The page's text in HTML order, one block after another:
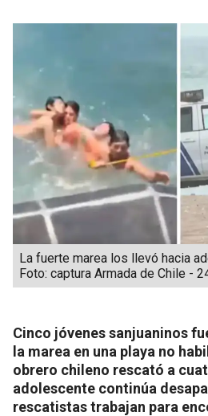
La fuerte marea los llevó hacia
Foto: captura Armada de Chile -
Cinco jóvenes sanjuaninos
la marea en una playa no
obrero chileno rescató a
adolescente continúa
rescatistas trabajan para